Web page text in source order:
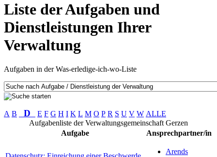
Liste der Aufgaben und
Dienstleistungen Ihrer
Verwaltung
Aufgaben in der Was-erledige-ich-wo-Liste
A B D E F G H I K L M O P R S U V W ALLE
Aufgabenliste der Verwaltungsgemeinschaft Gerzen
Aufgabe
Ansprechpartner/in
Arends